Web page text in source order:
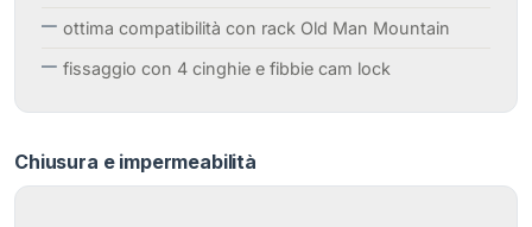
ottima compatibilità con rack Old Man Mountain
fissaggio con 4 cinghie e fibbie cam lock
Chiusura e impermeabilità